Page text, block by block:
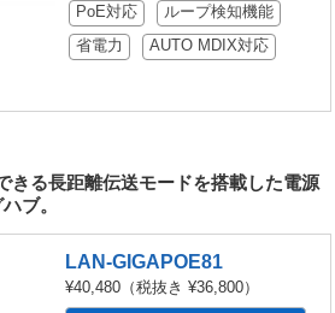
PoE対応
ループ検知機能
省電力
AUTO MDIX対応
きる長距離伝送モードを搭載した電源
ブ。
LAN-GIGAPOE81
¥40,480（税抜き ¥36,800）